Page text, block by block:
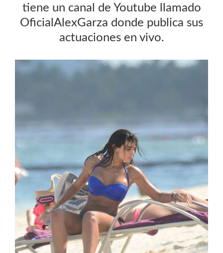
tiene un canal de Youtube llamado
OficialAlexGarza donde publica sus
actuaciones en vivo.